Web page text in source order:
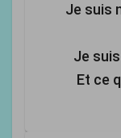
Je suis
Je
Et ce